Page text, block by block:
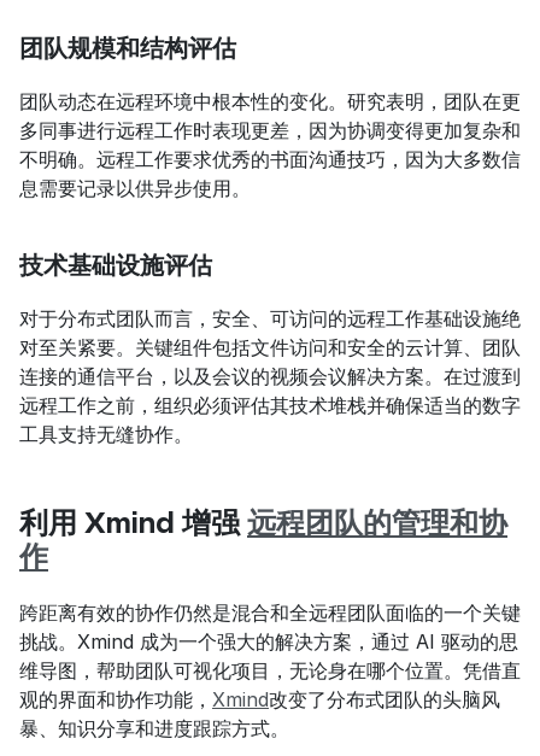
团队规模和结构评估
团队动态在远程环境中根本性的变化。研究表明，团队在更
多同事进行远程工作时表现更差，因为协调变得更加复杂和
不明确。远程工作要求优秀的书面沟通技巧，因为大多数信
息需要记录以供异步使用。
技术基础设施评估
对于分布式团队而言，安全、可访问的远程工作基础设施绝
对至关紧要。关键组件包括文件访问和安全的云计算、团队
连接的通信平台，以及会议的视频会议解决方案。在过渡到
远程工作之前，组织必须评估其技术堆栈并确保适当的数字
工具支持无缝协作。
利用 Xmind 增强 远程团队的管理和协
作
跨距离有效的协作仍然是混合和全远程团队面临的一个关键
挑战。Xmind 成为一个强大的解决方案，通过 AI 驱动的思
维导图，帮助团队可视化项目，无论身在哪个位置。凭借直
观的界面和协作功能， Xmind改变了分布式团队的头脑风
暴、知识分享和进度跟踪方式。